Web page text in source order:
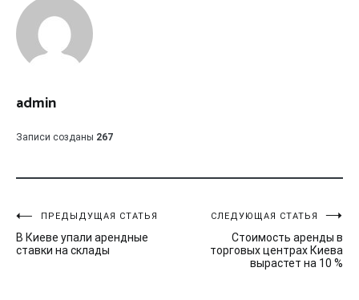
admin
Записи созданы 267
Навигация
по
ПРЕДЫДУЩАЯ СТАТЬЯ
В Киеве упали арендные
ставки на склады
СЛЕДУЮЩАЯ СТАТЬЯ
Стоимость аренды в
торговых центрах Киева
вырастет на 10 %